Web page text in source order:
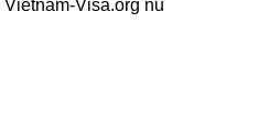
Vietnam-Visa.org nu